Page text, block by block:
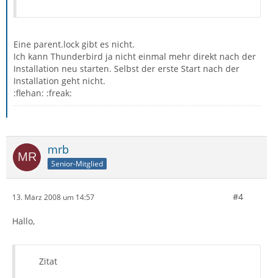
Eine parent.lock gibt es nicht.
Ich kann Thunderbird ja nicht einmal mehr direkt nach der
Installation neu starten. Selbst der erste Start nach der
Installation geht nicht.
:flehan: :freak:
mrb
Senior-Mitglied
13. März 2008 um 14:57 #4
Hallo,
Zitat